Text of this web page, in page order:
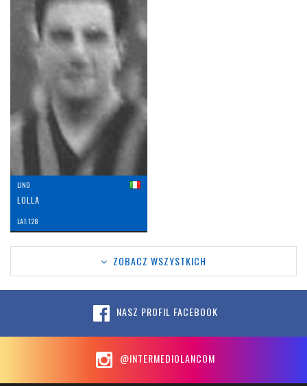
LINO
LOLLA
LAT: 128
ZOBACZ WSZYSTKICH
NASZ PROFIL FACEBOOK
@INTERMEDIOLANCOM